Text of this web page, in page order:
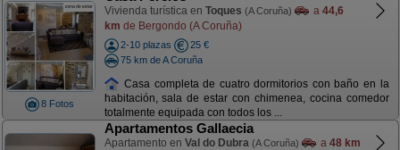
8 Fotos
Vivienda turística en Toques (A Coruña) a 44,6
km de Bergondo (A Coruña)
2-10 plazas
25 €
75 km de A Coruña
Casa completa de cuatro dormitorios con baño en la
habitación, sala de estar con chimenea, cocina comedor
totalmente equipada con todos los ...
Apartamentos Gallaecia
Apartamento en Val do Dubra (A Coruña) a 48 km